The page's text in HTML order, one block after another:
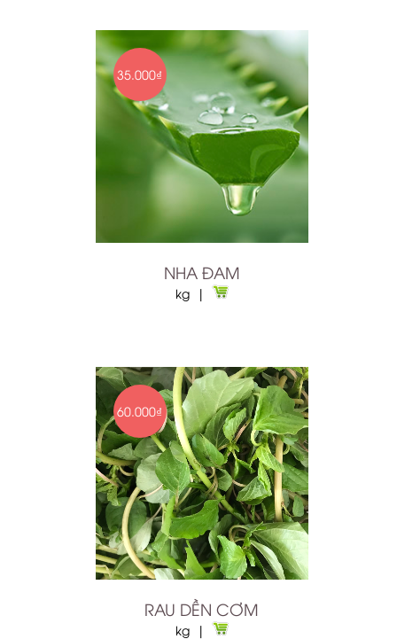
35.000₫
NHA ĐAM
kg |
60.000₫
RAU DỀN CƠM
kg |